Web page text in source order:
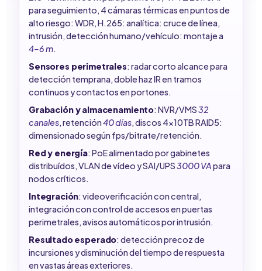
para seguimiento, 4 cámaras térmicas en puntos de
alto riesgo: WDR, H.265: analítica: cruce de línea,
intrusión, detección humano/vehículo: montaje a
4–6 m.
Sensores perimetrales: radar corto alcance para
detección temprana, doble haz IR en tramos
continuos y contactos en portones.
Grabación y almacenamiento: NVR/VMS32
canales, retención40 días, discos 4x10TB RAID5:
dimensionado según fps/bitrate/retención.
Red y energía: PoE alimentado por gabinetes
distribuídos, VLAN de vídeo y SAI/UPS3000 VApara
nodos críticos.
Integración: videoverificación con central,
integración con control de accesos en puertas
perimetrales, avisos automáticos por intrusión.
Resultado esperado: detección precoz de
incursiones y disminución del tiempo de respuesta
en vastas áreas exteriores.